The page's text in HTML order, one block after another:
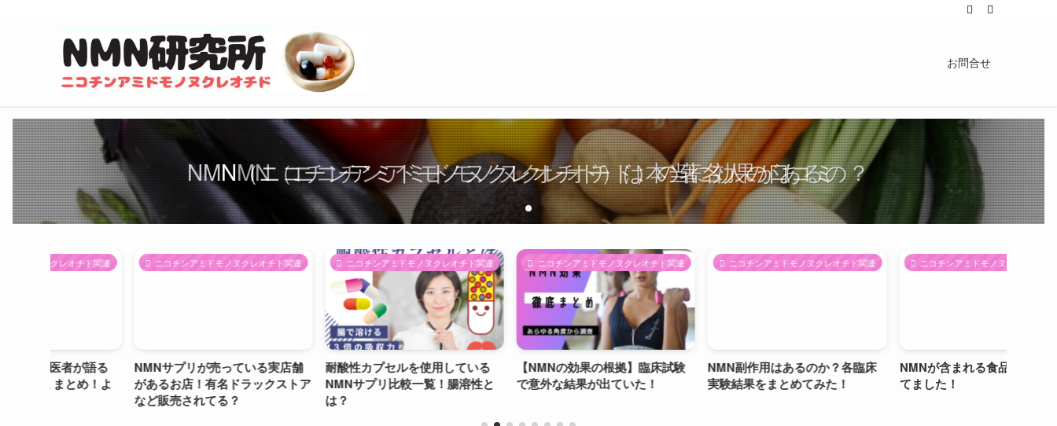
お問合せ
NMN（ニコチンアミドモノヌクレオチド）危険性は？
NMN（ニコチンアミドモノヌクレオチド）は本当に効果があるの？
NMN（ニコチンアミドモノヌクレオチド）の著名人の口コミ
ニコチンアミドモノヌクレオチド関連
NMNサプリが売っている実店舗
があるお店！有名ドラックストア
など販売されてる？
ニコチンアミドモノヌクレオチド関連
耐酸性カプセルを使用している
NMNサプリ比較一覧！腸溶性と
ニコチンアミドモノヌクレオチド関連
【NMNの効果の根拠】臨床試験
で意外な結果が出ていた！
ニコチンアミドモノヌクレオチド関連
NMN副作用はあるのか？各臨床
実験結果をまとめてみた！
ニコチンアミドモノヌクレオチド関連
NMNが含まれる食品は？まとめ
てました！